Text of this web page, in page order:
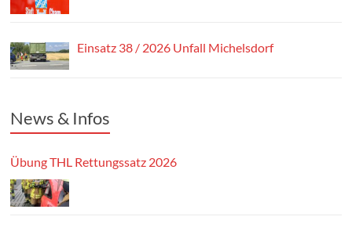
Einsatz 38 / 2026 Unfall Michelsdorf
News & Infos
Übung THL Rettungssatz 2026